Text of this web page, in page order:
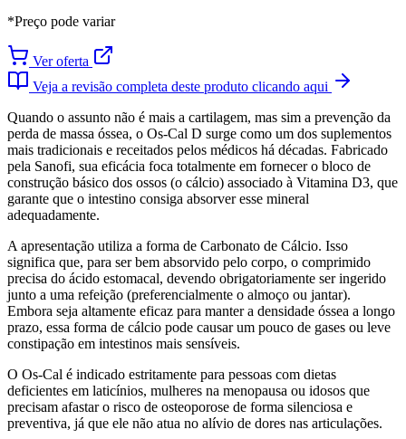
*Preço pode variar
Ver oferta
Veja a revisão completa deste produto clicando aqui
Quando o assunto não é mais a cartilagem, mas sim a prevenção da
perda de massa óssea, o Os-Cal D surge como um dos suplementos
mais tradicionais e receitados pelos médicos há décadas. Fabricado
pela Sanofi, sua eficácia foca totalmente em fornecer o bloco de
construção básico dos ossos (o cálcio) associado à Vitamina D3, que
garante que o intestino consiga absorver esse mineral
adequadamente.
A apresentação utiliza a forma de Carbonato de Cálcio. Isso
significa que, para ser bem absorvido pelo corpo, o comprimido
precisa do ácido estomacal, devendo obrigatoriamente ser ingerido
junto a uma refeição (preferencialmente o almoço ou jantar).
Embora seja altamente eficaz para manter a densidade óssea a longo
prazo, essa forma de cálcio pode causar um pouco de gases ou leve
constipação em intestinos mais sensíveis.
O Os-Cal é indicado estritamente para pessoas com dietas
deficientes em laticínios, mulheres na menopausa ou idosos que
precisam afastar o risco de osteoporose de forma silenciosa e
preventiva, já que ele não atua no alívio de dores nas articulações.